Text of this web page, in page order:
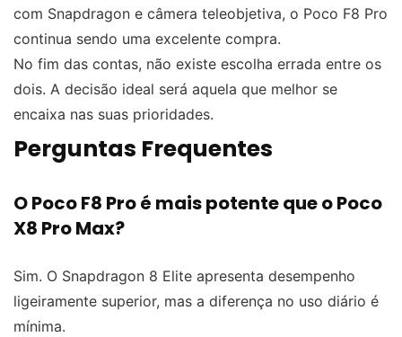
com Snapdragon e câmera teleobjetiva, o Poco F8 Pro
continua sendo uma excelente compra.
No fim das contas, não existe escolha errada entre os
dois. A decisão ideal será aquela que melhor se
encaixa nas suas prioridades.
Perguntas Frequentes
O Poco F8 Pro é mais potente que o Poco
X8 Pro Max?
Sim. O Snapdragon 8 Elite apresenta desempenho
ligeiramente superior, mas a diferença no uso diário é
mínima.